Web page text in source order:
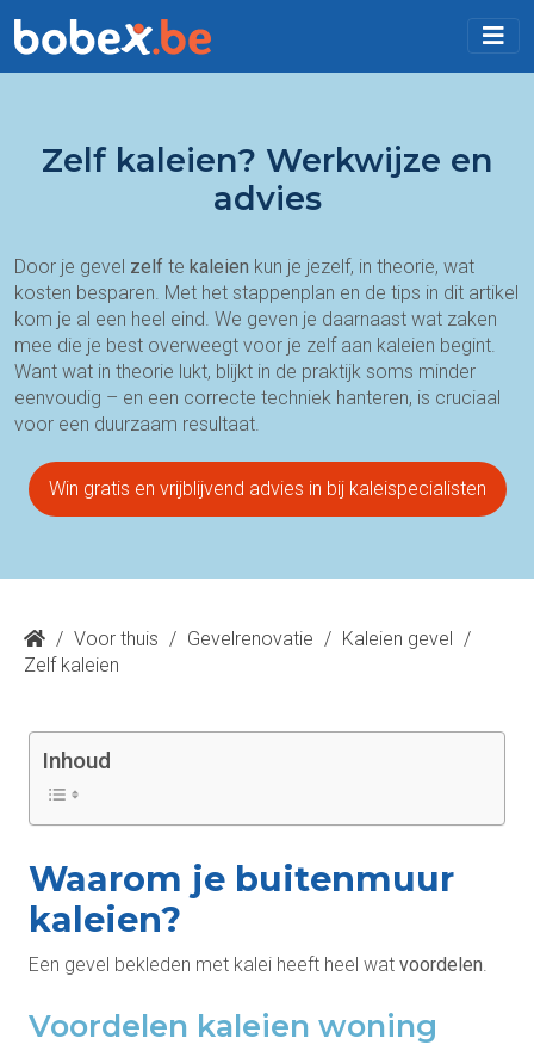
Zelf kaleien? Werkwijze en
advies
Door je gevel zelf te kaleien kun je jezelf, in theorie, wat
kosten besparen. Met het stappenplan en de tips in dit artikel
kom je al een heel eind. We geven je daarnaast wat zaken
mee die je best overweegt voor je zelf aan kaleien begint.
Want wat in theorie lukt, blijkt in de praktijk soms minder
eenvoudig – en een correcte techniek hanteren, is cruciaal
voor een duurzaam resultaat.
Win gratis en vrijblijvend advies in bij kaleispecialisten
/ Voor thuis / Gevelrenovatie / Kaleien gevel /
Zelf kaleien
Inhoud
Waarom je buitenmuur
kaleien?
Een gevel bekleden met kalei heeft heel wat voordelen
Voordelen kaleien woning